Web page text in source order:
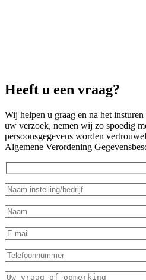
Heeft u een vraag?
Wij helpen u graag en na het
uw verzoek, nemen wij zo spoedig
persoonsgegevens worden
Algemene Verordening
Gelieve dit veld leeg te laten.